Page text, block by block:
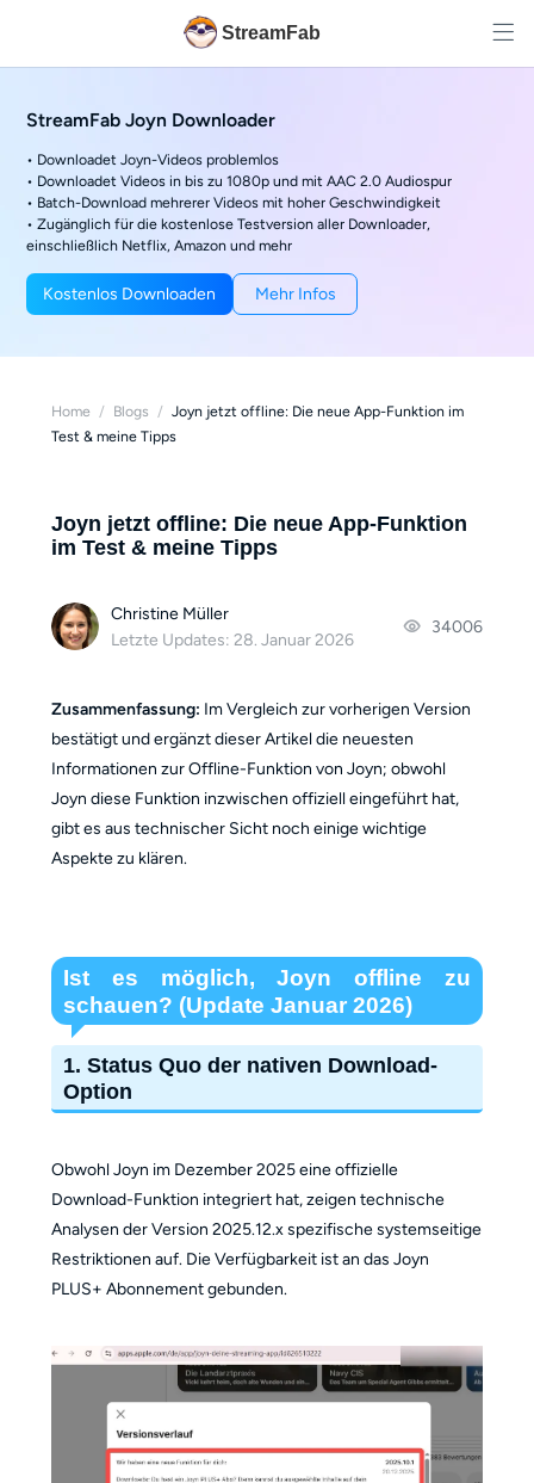
StreamFab
StreamFab Joyn Downloader
• Downloadet Joyn-Videos problemlos
• Downloadet Videos in bis zu 1080p und mit AAC 2.0 Audiospur
• Batch-Download mehrerer Videos mit hoher Geschwindigkeit
• Zugänglich für die kostenlose Testversion aller Downloader,
einschließlich Netflix, Amazon und mehr
Kostenlos Downloaden Mehr Infos
Home / Blogs / Joyn jetzt offline: Die neue App-Funktion im
Test & meine Tipps
Joyn jetzt offline: Die neue App-Funktion
im Test & meine Tipps
Christine Müller
Letzte Updates: 28. Januar 2026
34006
Zusammenfassung: Im Vergleich zur vorherigen Version
bestätigt und ergänzt dieser Artikel die neuesten
Informationen zur Offline-Funktion von Joyn; obwohl
Joyn diese Funktion inzwischen offiziell eingeführt hat,
gibt es aus technischer Sicht noch einige wichtige
Aspekte zu klären.
Ist es möglich, Joyn offline zu
schauen? (Update Januar 2026)
1. Status Quo der nativen Download-
Option
Obwohl Joyn im Dezember 2025 eine offizielle
Download-Funktion integriert hat, zeigen technische
Analysen der Version 2025.12.x spezifische systemseitige
Restriktionen auf. Die Verfügbarkeit ist an das Joyn
PLUS+ Abonnement gebunden.